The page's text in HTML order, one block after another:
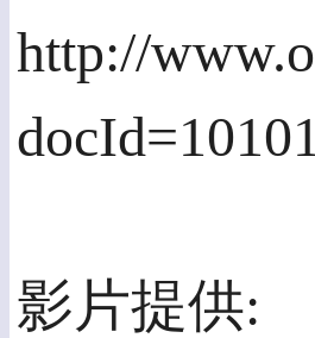
http://
影片提供: